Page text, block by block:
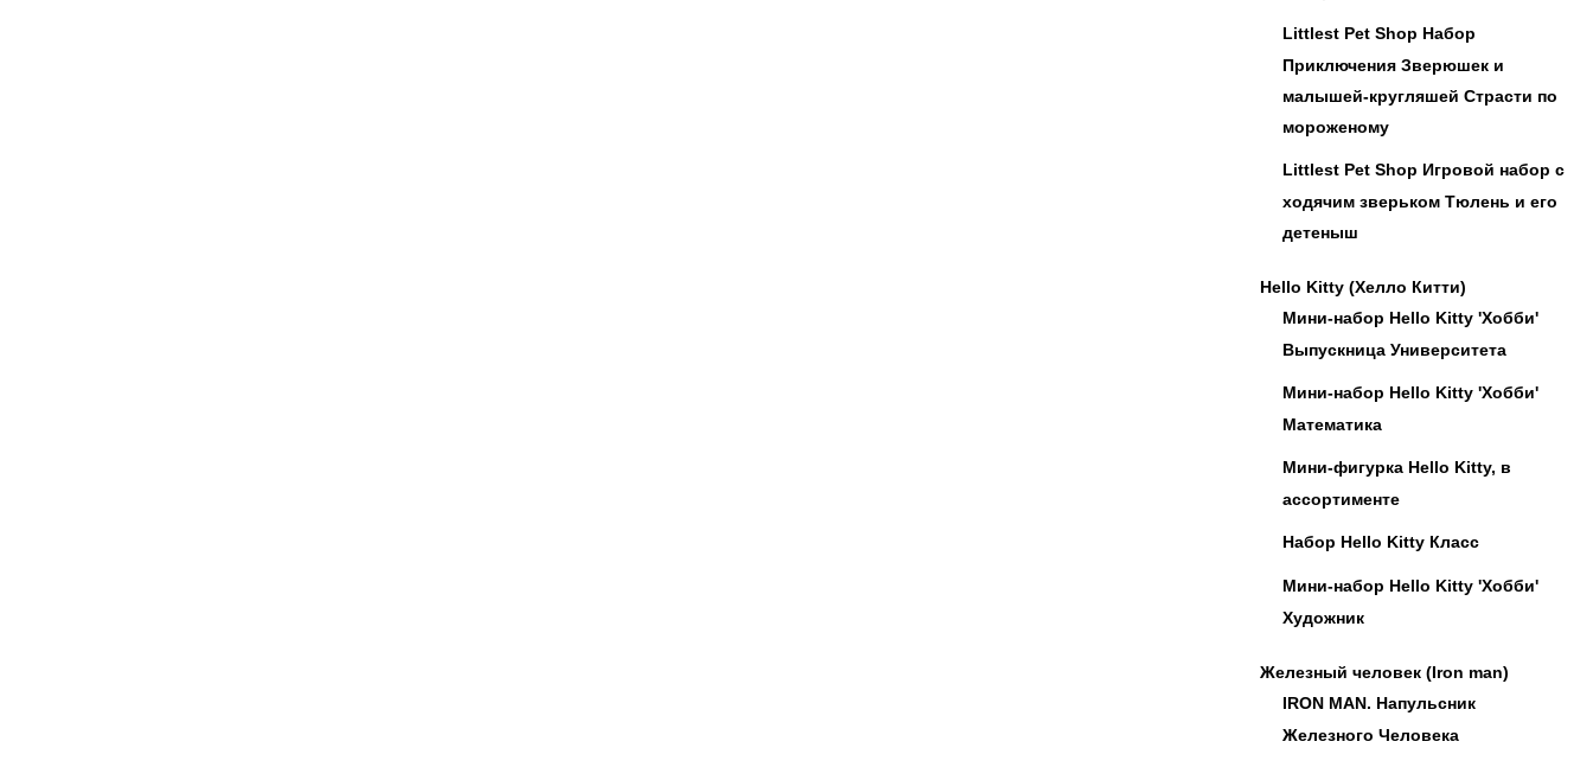
Littlest Pet Shop Набор
Приключения Зверюшек и
малышей-кругляшей Страсти по
мороженому
Littlest Pet Shop Игровой набор с
ходячим зверьком Тюлень и его
детеныш
Hello Kitty (Хелло Китти)
Мини-набор Hello Kitty 'Хобби'
Выпускница Университета
Мини-набор Hello Kitty 'Хобби'
Математика
Мини-фигурка Hello Kitty, в
ассортименте
Набор Hello Kitty Класс
Мини-набор Hello Kitty 'Хобби'
Художник
Железный человек (Iron man)
IRON MAN. Напульсник
Железного Человека